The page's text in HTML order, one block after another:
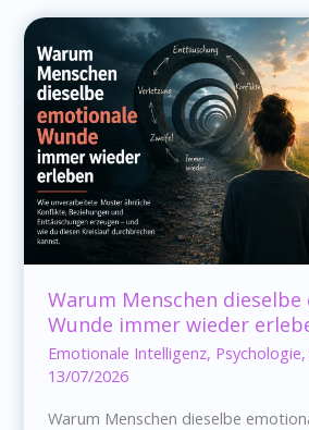
emotionalen
Triggern
Warum Menschen
Wunde immer wieder
Emotionale Intelligenz, Psychologie
13/07/2026
Warum Menschen dieselbe